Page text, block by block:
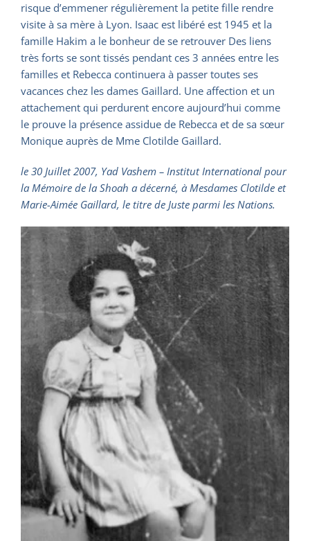
risque d’emmener régulièrement la petite fille rendre
visite à sa mère à Lyon. Isaac est libéré est 1945 et la
famille Hakim a le bonheur de se retrouver Des liens
très forts se sont tissés pendant ces 3 années entre les
familles et Rebecca continuera à passer toutes ses
vacances chez les dames Gaillard. Une affection et un
attachement qui perdurent encore aujourd’hui comme
le prouve la présence assidue de Rebecca et de sa sœur
Monique auprès de Mme Clotilde Gaillard.
le 30 Juillet 2007, Yad Vashem – Institut International pour
la Mémoire de la Shoah a décerné, à Mesdames Clotilde et
Marie-Aimée Gaillard, le titre de Juste parmi les Nations.